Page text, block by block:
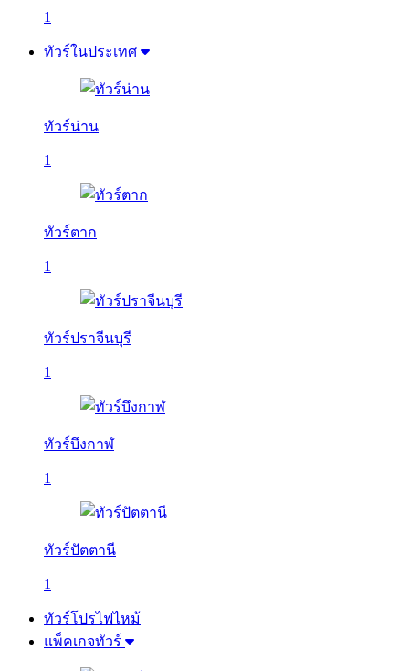
1
ทัวร์ในประเทศ
ทัวร์น่าน
1
ทัวร์ตาก
1
ทัวร์ปราจีนบุรี
1
ทัวร์บึงกาฬ
1
ทัวร์ปัตตานี
1
ทัวร์โปรไฟไหม้
แพ็คเกจทัวร์